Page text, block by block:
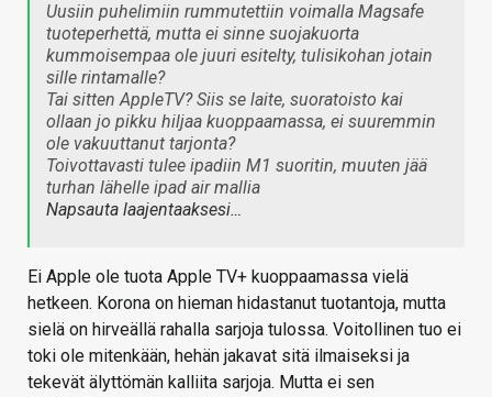
Uusiin puhelimiin rummutettiin voimalla Magsafe
tuoteperhettä, mutta ei sinne suojakuorta
kummoisempaa ole juuri esitelty, tulisikohan jotain
sille rintamalle?
Tai sitten AppleTV? Siis se laite, suoratoisto kai
ollaan jo pikku hiljaa kuoppaamassa, ei suuremmin
ole vakuuttanut tarjonta?
Toivottavasti tulee ipadiin M1 suoritin, muuten jää
turhan lähelle ipad air mallia
Napsauta laajentaaksesi…
Ei Apple ole tuota Apple TV+ kuoppaamassa vielä
hetkeen. Korona on hieman hidastanut tuotantoja, mutta
sielä on hirveällä rahalla sarjoja tulossa. Voitollinen tuo ei
toki ole mitenkään, hehän jakavat sitä ilmaiseksi ja
tekevät älyttömän kalliita sarjoja. Mutta ei sen